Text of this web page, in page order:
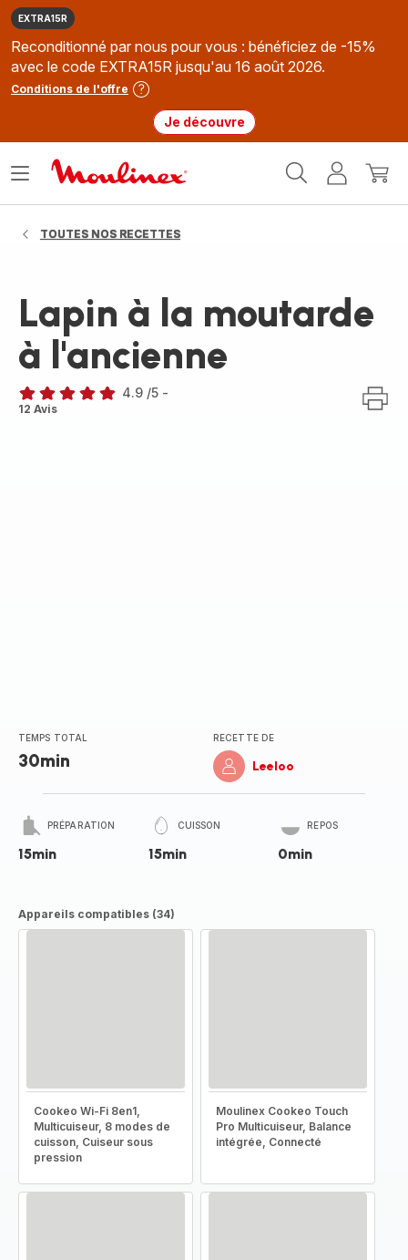
EXTRA15R
Reconditionné par nous pour vous : bénéficiez de -15%
avec le code EXTRA15R jusqu'au 16 août 2026.
Conditions de l'offre
Je découvre
MonMon
Ouvrir
TOUTES NOS RECETTES
Lapin à la moutarde
à l'ancienne
ratings.4.9
4.9 /5 -
12 Avis
TEMPS TOTAL
30min
RECETTE DE
Leeloo
PRÉPARATION
15min
CUISSON
15min
REPOS
0min
Appareils compatibles (34)
Cookeo Wi-Fi 8en1,
Multicuiseur, 8 modes de
cuisson, Cuiseur sous
pression
Moulinex Cookeo Touch
Pro Multicuiseur, Balance
intégrée, Connecté